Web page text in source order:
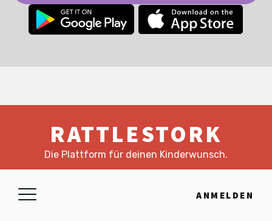
ANMELDEN
RATTLESTORK
Die Plattform für deinen Kinderwunsch.